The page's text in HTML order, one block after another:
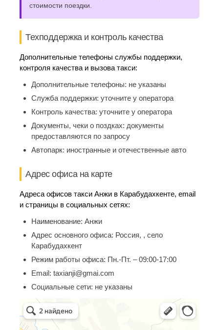
стоимости поездки.
Техподдержка и контроль качества
Дополнительные телефоны службы поддержки,
контроля качества и вызова такси:
Дополнительные телефоны: не указаны
Служба поддержки: уточните у оператора
Контроль качества: уточните у оператора
Документы, чеки о поздках: документы
предоставляются по запросу
Автопарк: иностранные и отечественные авто
Адрес офиса на карте
Адреса офисов такси Анжи в Карабудахкенте, email
и страницы в социальных сетях:
Наименование: Анжи
Адрес основного офиса: Россия, , село
Карабудахкент
Режим работы офиса: Пн.-Пт. – 09:00-17:00
Email: taxianji@gmai.com
Социальные сети: не указаны